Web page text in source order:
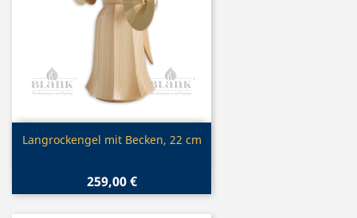
Vorschau
Langrockengel mit Becken, 22 cm
259,00 €